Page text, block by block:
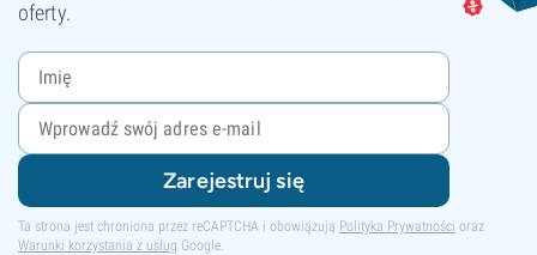
oferty.
Zarejestruj się
Ta strona jest chroniona przez reCAPTCHA i obowiązują Polityka Prywatności oraz
Warunki korzystania z usług Google.